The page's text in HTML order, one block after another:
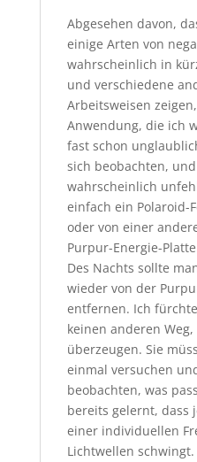
Abgesehen davon,
einige Arten von
wahrscheinlich in
und verschiedene
Arbeitsweisen
Anwendung, die ich
fast schon
sich beobachten,
wahrscheinlich
einfach ein Polaroid-
oder von einer
Purpur-Energie-
Des Nachts sollte
wieder von der
entfernen. Ich
keinen anderen
überzeugen. Sie
einmal versuchen
beobachten, was
bereits gelernt, dass
einer individuellen
Lichtwellen